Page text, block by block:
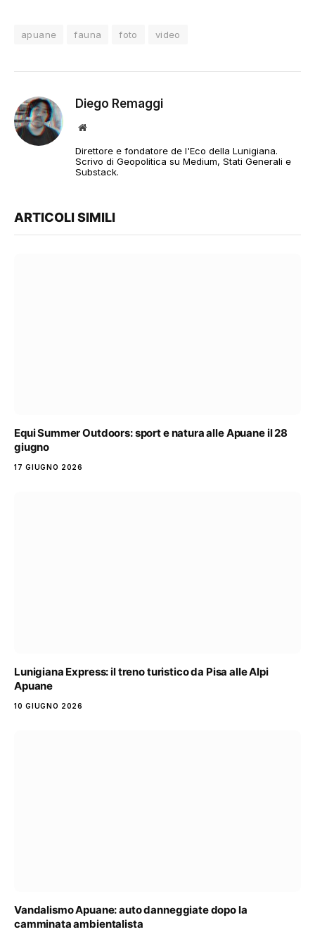
apuane fauna foto video
Diego Remaggi
Sito
Direttore e fondatore de l'Eco della Lunigiana.
Scrivo di Geopolitica su Medium, Stati Generali e
Substack.
ARTICOLI SIMILI
Equi Summer Outdoors: sport e natura alle Apuane il 28
giugno
17 GIUGNO 2026
Lunigiana Express: il treno turistico da Pisa alle Alpi
Apuane
10 GIUGNO 2026
Vandalismo Apuane: auto danneggiate dopo la
camminata ambientalista